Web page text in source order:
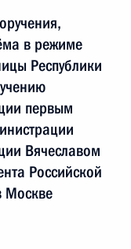
в режиме
Республики
первым
Вячеславом
Российской
Москве